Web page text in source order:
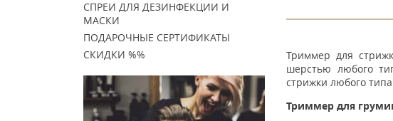
СПРЕИ ДЛЯ ДЕЗИНФЕКЦИИ И
МАСКИ
ПОДАРОЧНЫЕ СЕРТИФИКАТЫ
СКИДКИ %%
Триммер для
шерстью любого
стрижки любого
Триммер для